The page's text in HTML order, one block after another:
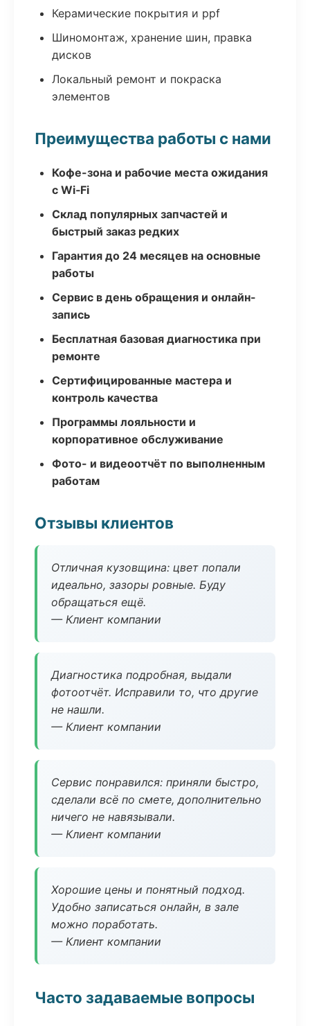
Керамические покрытия и ppf
Шиномонтаж, хранение шин, правка
дисков
Локальный ремонт и покраска
элементов
Преимущества работы с нами
Кофе-зона и рабочие места ожидания
с Wi‑Fi
Склад популярных запчастей и
быстрый заказ редких
Гарантия до 24 месяцев на основные
работы
Сервис в день обращения и онлайн-
запись
Бесплатная базовая диагностика при
ремонте
Сертифицированные мастера и
контроль качества
Программы лояльности и
корпоративное обслуживание
Фото- и видеоотчёт по выполненным
работам
Отзывы клиентов
Отличная кузовщина: цвет попали
идеально, зазоры ровные. Буду
обращаться ещё.
— Клиент компании
Диагностика подробная, выдали
фотоотчёт. Исправили то, что другие
не нашли.
— Клиент компании
Сервис понравился: приняли быстро,
сделали всё по смете, дополнительно
ничего не навязывали.
— Клиент компании
Хорошие цены и понятный подход.
Удобно записаться онлайн, в зале
можно поработать.
— Клиент компании
Часто задаваемые вопросы